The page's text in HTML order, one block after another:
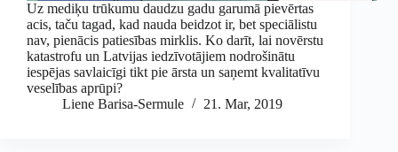
Uz mediķu trūkumu daudzu gadu garumā pievērtas
acis, taču tagad, kad nauda beidzot ir, bet speciālistu
nav, pienācis patiesības mirklis. Ko darīt, lai novērstu
katastrofu un Latvijas iedzīvotājiem nodrošinātu
iespējas savlaicīgi tikt pie ārsta un saņemt kvalitatīvu
veselības aprūpi?
Liene Barisa-Sermule
21. Mar, 2019